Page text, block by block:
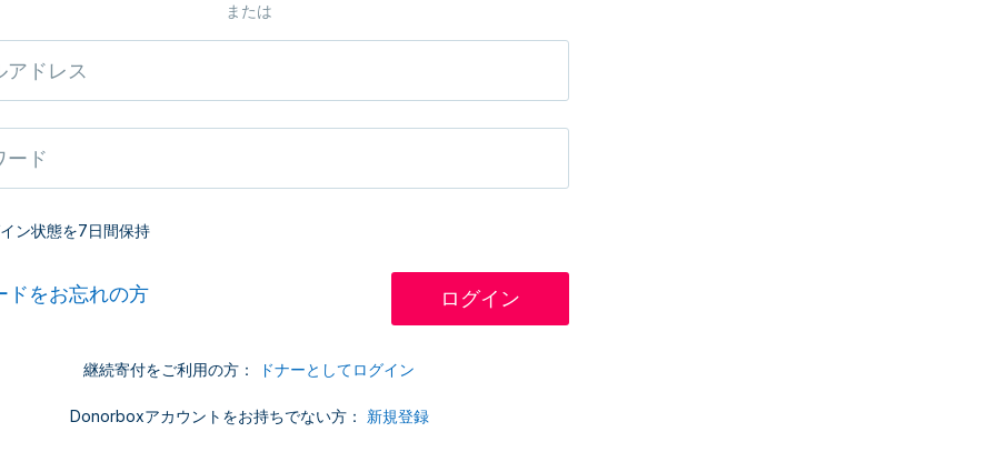
または
ン状態を7日間保持
ドをお忘れの方
継続寄付をご利用の方： ドナーとしてログイン
Donorboxアカウントをお持ちでない方： 新規登録